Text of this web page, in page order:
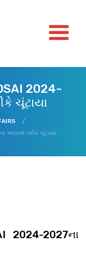
2024-
ચૂંટાયા
/
અધ્યક્ષ તરીકે ચૂંટાયા
2024-2027ના